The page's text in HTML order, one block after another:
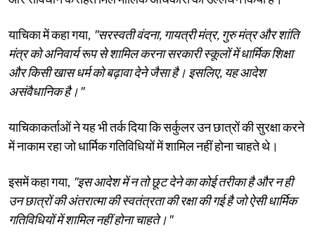
याचिका में कहा गया, "सरस्वती वंदना, गायत्री मंत्र, गुरु मंत्र और शांति
मंत्र को अनिवार्य रूप से शामिल करना सरकारी स्कूलों में धार्मिक शिक्षा
और किसी खास धर्म को बढ़ावा देने जैसा है। इसलिए, यह आदेश
असंवैधानिक है।"
याचिकाकर्ताओं ने यह भी तर्क दिया कि सर्कुलर उन छात्रों की सुरक्षा करने
में नाकाम रहा जो धार्मिक गतिविधियों में शामिल नहीं होना चाहते थे।
इसमें कहा गया, "इस आदेश में न तो छूट देने का कोई तरीका है और न ही
उन छात्रों की अंतरात्मा की स्वतंत्रता की रक्षा की गई है जो ऐसी धार्मिक
गतिविधियों में शामिल नहीं होना चाहते।"